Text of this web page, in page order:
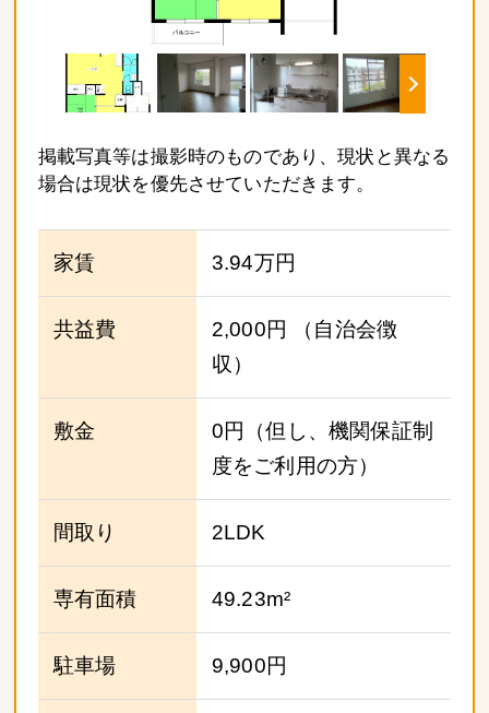
掲載写真等は撮影時のものであり、現状と異なる
場合は現状を優先させていただきます。
家賃 3.94万円
共益費 2,000円
（自治会徴
収）
敷金
0円（但し、機関保証制
度をご利用の方）
間取り 2LDK
専有面積 49.23m²
駐車場 9,900円